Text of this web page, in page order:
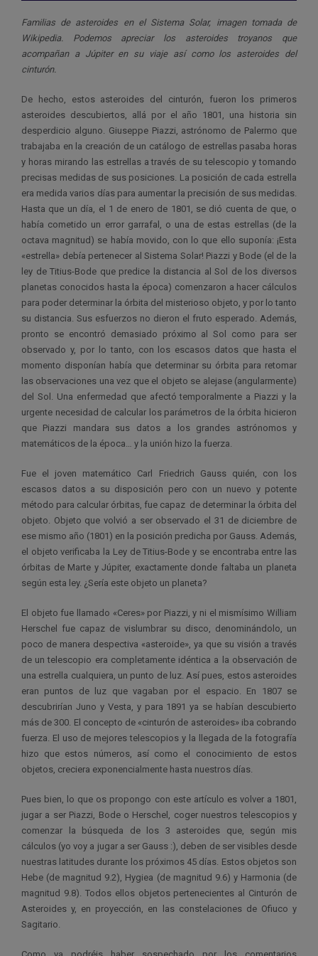
Familias de asteroides en el Sistema Solar, imagen tomada de
Wikipedia. Podemos apreciar los asteroides troyanos que
acompañan a Júpiter en su viaje así como los asteroides del
cinturón.
De hecho, estos asteroides del cinturón, fueron los primeros
asteroides descubiertos, allá por el año 1801, una historia sin
desperdicio alguno. Giuseppe Piazzi, astrónomo de Palermo que
trabajaba en la creación de un catálogo de estrellas pasaba horas
y horas mirando las estrellas a través de su telescopio y tomando
precisas medidas de sus posiciones. La posición de cada estrella
era medida varios días para aumentar la precisión de sus medidas.
Hasta que un día, el 1 de enero de 1801, se dió cuenta de que, o
había cometido un error garrafal, o una de estas estrellas (de la
octava magnitud) se había movido, con lo que ello suponía: ¡Esta
«estrella» debía pertenecer al Sistema Solar! Piazzi y Bode (el de la
ley de Titius-Bode que predice la distancia al Sol de los diversos
planetas conocidos hasta la época) comenzaron a hacer cálculos
para poder determinar la órbita del misterioso objeto, y por lo tanto
su distancia. Sus esfuerzos no dieron el fruto esperado. Además,
pronto se encontró demasiado próximo al Sol como para ser
observado y, por lo tanto, con los escasos datos que hasta el
momento disponían había que determinar su órbita para retomar
las observaciones una vez que el objeto se alejase (angularmente)
del Sol. Una enfermedad que afectó temporalmente a Piazzi y la
urgente necesidad de calcular los parámetros de la órbita hicieron
que Piazzi mandara sus datos a los grandes astrónomos y
matemáticos de la época… y la unión hizo la fuerza.
Fue el joven matemático Carl Friedrich Gauss quién, con los
escasos datos a su disposición pero con un nuevo y potente
método para calcular órbitas, fue capaz de determinar la órbita del
objeto. Objeto que volvió a ser observado el 31 de diciembre de
ese mismo año (1801) en la posición predicha por Gauss. Además,
el objeto verificaba la Ley de Titius-Bode y se encontraba entre las
órbitas de Marte y Júpiter, exactamente donde faltaba un planeta
según esta ley. ¿Sería este objeto un planeta?
El objeto fue llamado «Ceres» por Piazzi, y ni el mismísimo William
Herschel fue capaz de vislumbrar su disco, denominándolo, un
poco de manera despectiva «asteroide», ya que su visión a través
de un telescopio era completamente idéntica a la observación de
una estrella cualquiera, un punto de luz. Así pues, estos asteroides
eran puntos de luz que vagaban por el espacio. En 1807 se
descubrirían Juno y Vesta, y para 1891 ya se habían descubierto
más de 300. El concepto de «cinturón de asteroides» iba cobrando
fuerza. El uso de mejores telescopios y la llegada de la fotografía
hizo que estos números, así como el conocimiento de estos
objetos, creciera exponencialmente hasta nuestros días.
Pues bien, lo que os propongo con este artículo es volver a 1801,
jugar a ser Piazzi, Bode o Herschel, coger nuestros telescopios y
comenzar la búsqueda de los 3 asteroides que, según mis
cálculos (yo voy a jugar a ser Gauss :), deben de ser visibles desde
nuestras latitudes durante los próximos 45 días. Estos objetos son
Hebe (de magnitud 9.2), Hygiea (de magnitud 9.6) y Harmonia (de
magnitud 9.8). Todos ellos objetos pertenecientes al Cinturón de
Asteroides y, en proyección, en las constelaciones de Ofiuco y
Sagitario.